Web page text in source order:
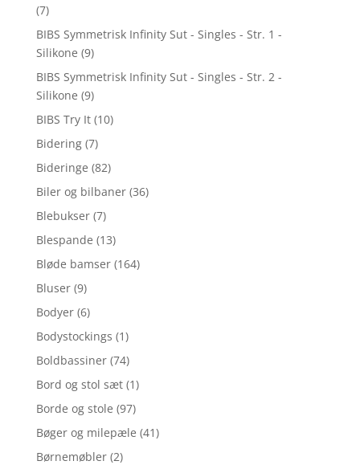
(7)
BIBS Symmetrisk Infinity Sut - Singles - Str. 1 -
Silikone (9)
BIBS Symmetrisk Infinity Sut - Singles - Str. 2 -
Silikone (9)
BIBS Try It (10)
Bidering (7)
Bideringe (82)
Biler og bilbaner (36)
Blebukser (7)
Blespande (13)
Bløde bamser (164)
Bluser (9)
Bodyer (6)
Bodystockings (1)
Boldbassiner (74)
Bord og stol sæt (1)
Borde og stole (97)
Bøger og milepæle (41)
Børnemøbler (2)